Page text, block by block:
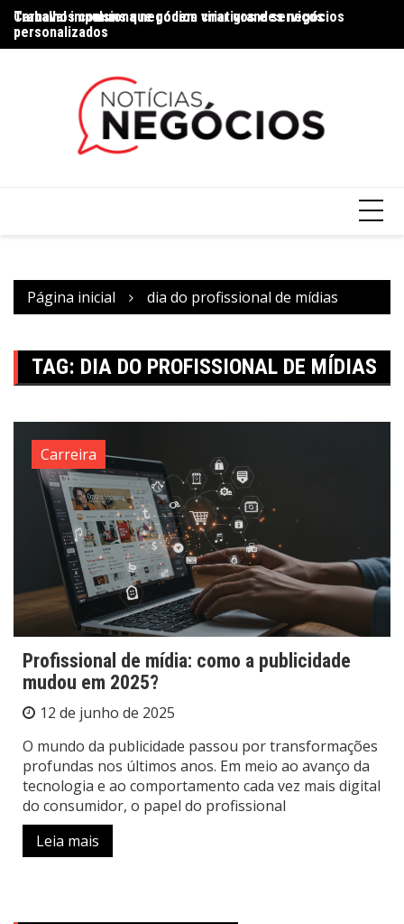
Trabalhos comuns que podem virar grandes negócios
Carnaval impulsiona negócios criativos e serviços
personalizados
Página inicial dia do profissional de mídias
TAG: DIA DO PROFISSIONAL DE MÍDIAS
Carreira
Profissional de mídia: como a publicidade
mudou em 2025?
12 de junho de 2025
O mundo da publicidade passou por transformações
profundas nos últimos anos. Em meio ao avanço da
tecnologia e ao comportamento cada vez mais digital
do consumidor, o papel do profissional
Leia mais